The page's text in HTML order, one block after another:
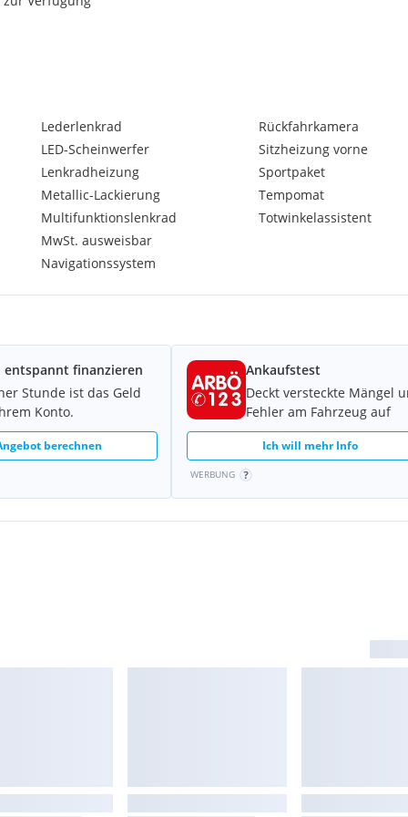
Lederlenkrad
LED-Scheinwerfer
Lenkradheizung
Metallic-Lackierung
Multifunktionslenkrad
MwSt. ausweisbar
Navigationssystem
Rückfahrkamera
Sitzheizung vorne
Sportpaket
Tempomat
Totwinkelassistent
entspannt finanzieren
Stunde ist das Geld
Konto.
berechnen
Ankaufstest
Deckt versteckte Mängel
Fehler am Fahrzeug auf
Ich will mehr Info
WERBUNG